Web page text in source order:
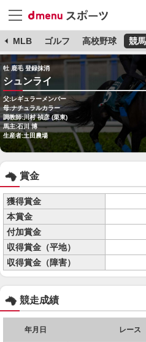
MLB ゴルフ 高校野球 競馬
牡 鹿毛 登録抹消
シュンライ
父:レギュラーメンバー
母:ナチュラルカラー
調教師:川村 禎彦 (栗東)
馬主:石川 博
生産者:土田農場
賞金
獲得賞金
本賞金
付加賞金
収得賞金（平地）
収得賞金（障害）
競走成績
年月日 レース